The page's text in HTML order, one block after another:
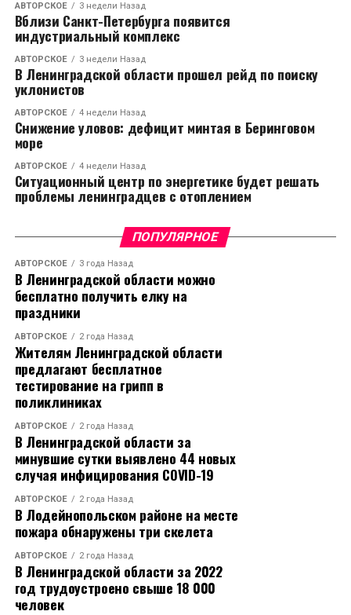
АВТОРСКОЕ 3 недели Назад
Вблизи Санкт-Петербурга появится
индустриальный комплекс
АВТОРСКОЕ 3 недели Назад
В Ленинградской области прошел рейд по поиску
уклонистов
АВТОРСКОЕ 4 недели Назад
Снижение уловов: дефицит минтая в Беринговом
море
АВТОРСКОЕ 4 недели Назад
Ситуационный центр по энергетике будет решать
проблемы ленинградцев с отоплением
ПОПУЛЯРНОЕ
АВТОРСКОЕ 3 года Назад
В Ленинградской области можно
бесплатно получить елку на
праздники
АВТОРСКОЕ 2 года Назад
Жителям Ленинградской области
предлагают бесплатное
тестирование на грипп в
поликлиниках
АВТОРСКОЕ 2 года Назад
В Ленинградской области за
минувшие сутки выявлено 44 новых
случая инфицирования COVID-19
АВТОРСКОЕ 2 года Назад
В Лодейнопольском районе на месте
пожара обнаружены три скелета
АВТОРСКОЕ 2 года Назад
В Ленинградской области за 2022
год трудоустроено свыше 18 000
человек